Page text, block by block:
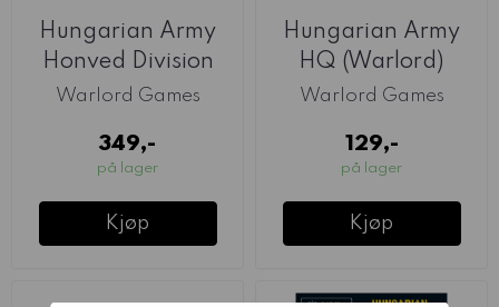
Hungarian Army
Honved Division
Section (Warlord)
Warlord Games
349,-
på lager
Kjøp
Hungarian Army
HQ (Warlord)
Warlord Games
129,-
på lager
Kjøp